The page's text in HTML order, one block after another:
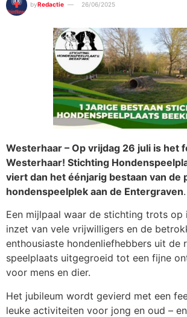
byRedactie 26/06/2025
Westerhaar – Op vrijdag 26 juli is het
Westerhaar! Stichting
viert dan het éénjarig bestaan van de
hondenspeelplek aan de Entergraven.
Een mijlpaal waar de stichting trots op
inzet van vele vrijwilligers en de
enthousiaste hondenliefhebbers uit de
speelplaats uitgegroeid tot een fijne
voor mens en dier.
Het jubileum wordt gevierd met een
leuke activiteiten voor jong en oud –